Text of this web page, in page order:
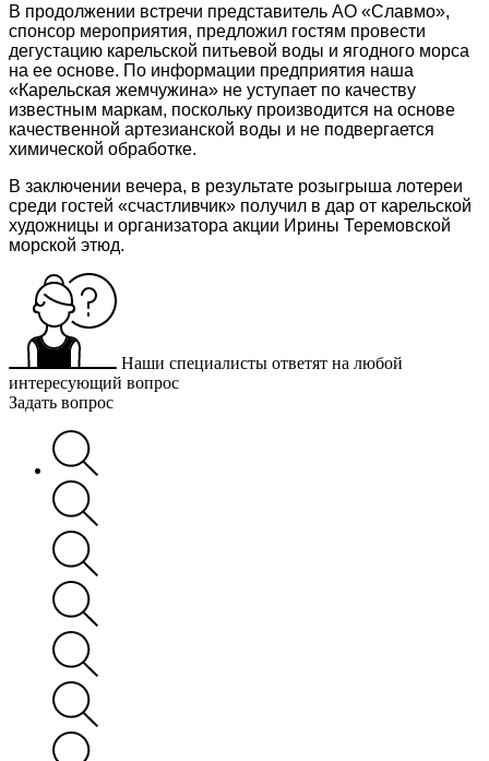
В продолжении встречи представитель АО «Славмо»,
спонсор мероприятия, предложил гостям провести
дегустацию карельской питьевой воды и ягодного морса
на ее основе. По информации предприятия наша
«Карельская жемчужина» не уступает по качеству
известным маркам, поскольку производится на основе
качественной артезианской воды и не подвергается
химической обработке.
В заключении вечера, в результате розыгрыша лотереи
среди гостей «счастливчик» получил в дар от карельской
художницы и организатора акции Ирины Теремовской
морской этюд.
Наши специалисты ответят на любой
интересующий вопрос
Задать вопрос